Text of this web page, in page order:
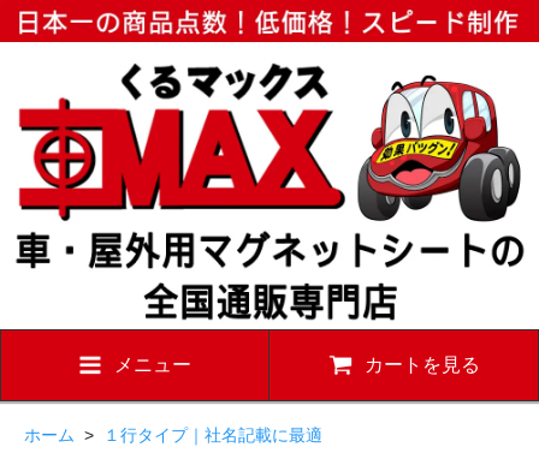
メニュー カートを見る
ホーム > １行タイプ｜社名記載に最適